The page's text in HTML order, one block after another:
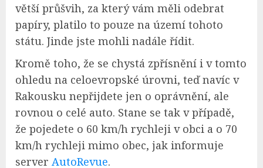
větší průšvih, za který vám měli odebrat
papíry, platilo to pouze na území tohoto
státu. Jinde jste mohli nadále řídit.
Kromě toho, že se chystá zpřísnění i v tomto
ohledu na celoevropské úrovni, teď navíc v
Rakousku nepřijdete jen o oprávnění, ale
rovnou o celé auto. Stane se tak v případě,
že pojedete o 60 km/h rychleji v obci a o 70
km/h rychleji mimo obec, jak informuje
server AutoRevue.